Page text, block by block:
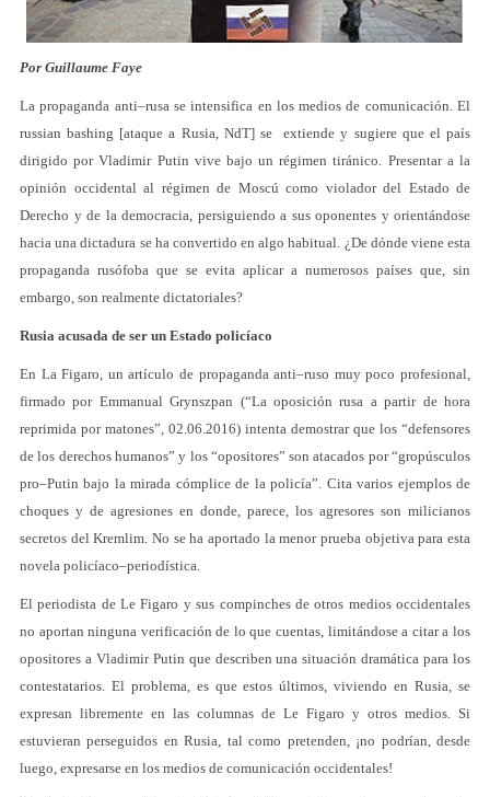
Por Guillaume Faye
La propaganda anti–rusa se intensifica en los medios de comunicación. El
russian bashing [ataque a Rusia, NdT] se extiende y sugiere que el país
dirigido por Vladimir Putin vive bajo un régimen tiránico. Presentar a la
opinión occidental al régimen de Moscú como violador del Estado de
Derecho y de la democracia, persiguiendo a sus oponentes y orientándose
hacia una dictadura se ha convertido en algo habitual. ¿De dónde viene esta
propaganda rusófoba que se evita aplicar a numerosos países que, sin
embargo, son realmente dictatoriales?
Rusia acusada de ser un Estado policíaco
En La Figaro, un artículo de propaganda anti–ruso muy poco profesional,
firmado por Emmanual Grynszpan (“La oposición rusa a partir de hora
reprimida por matones”, 02.06.2016) intenta demostrar que los “defensores
de los derechos humanos” y los “opositores” son atacados por “gropúsculos
pro–Putin bajo la mirada cómplice de la policía”. Cita varios ejemplos de
choques y de agresiones en donde, parece, los agresores son milicianos
secretos del Kremlim. No se ha aportado la menor prueba objetiva para esta
novela policíaco–periodística.
El periodista de Le Figaro y sus compinches de otros medios occidentales
no aportan ninguna verificación de lo que cuentas, limitándose a citar a los
opositores a Vladimir Putin que describen una situación dramática para los
contestatarios. El problema, es que estos últimos, viviendo en Rusia, se
expresan libremente en las columnas de Le Figaro y otros medios. Si
estuvieran perseguidos en Rusia, tal como pretenden, ¡no podrían, desde
luego, expresarse en los medios de comunicación occidentales!